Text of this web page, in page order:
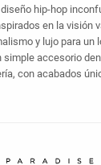
hip-hop
en la visión
y lujo para un
simple accesorio
con acabados